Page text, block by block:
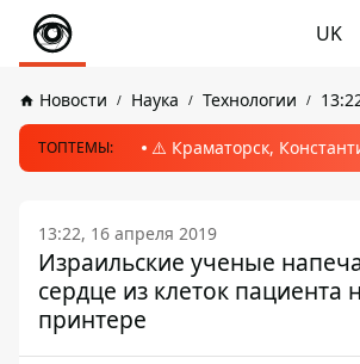
UK
Новости Наука Технологии
ТОПТЕМЫ: ⚠️ Краматорск,
13:22, 16 апреля 2019
Израильские ученые
сердце из клеток пациента
принтере